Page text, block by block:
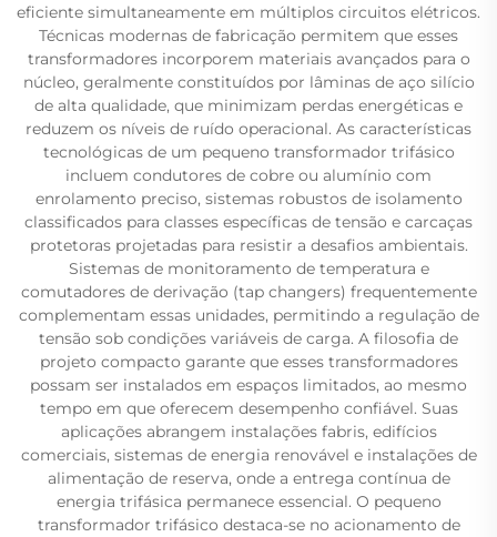
eficiente simultaneamente em múltiplos circuitos elétricos.
Técnicas modernas de fabricação permitem que esses
transformadores incorporem materiais avançados para o
núcleo, geralmente constituídos por lâminas de aço silício
de alta qualidade, que minimizam perdas energéticas e
reduzem os níveis de ruído operacional. As características
tecnológicas de um pequeno transformador trifásico
incluem condutores de cobre ou alumínio com
enrolamento preciso, sistemas robustos de isolamento
classificados para classes específicas de tensão e carcaças
protetoras projetadas para resistir a desafios ambientais.
Sistemas de monitoramento de temperatura e
comutadores de derivação (tap changers) frequentemente
complementam essas unidades, permitindo a regulação de
tensão sob condições variáveis de carga. A filosofia de
projeto compacto garante que esses transformadores
possam ser instalados em espaços limitados, ao mesmo
tempo em que oferecem desempenho confiável. Suas
aplicações abrangem instalações fabris, edifícios
comerciais, sistemas de energia renovável e instalações de
alimentação de reserva, onde a entrega contínua de
energia trifásica permanece essencial. O pequeno
transformador trifásico destaca-se no acionamento de